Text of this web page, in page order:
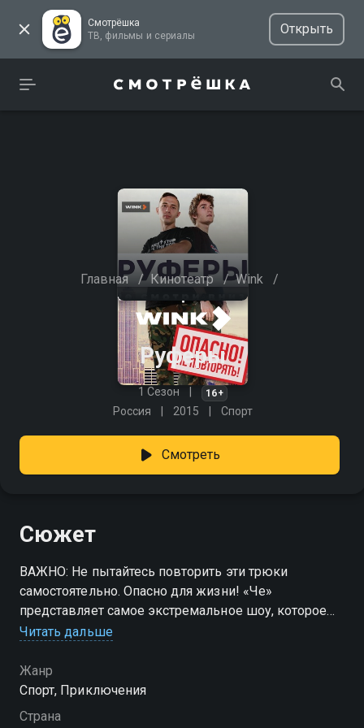
Смотрёшка
ТВ, фильмы и сериалы
Открыть
Главная / Кинотеатр / Wink /
Руферы
1 Сезон 16+
Россия 2015 Спорт
Смотреть
Сюжет
ВАЖНО: Не пытайтесь повторить эти трюки
самостоятельно. Опасно для жизни! «Че»
представляет самое экстремальное шоу, которое
поднимет зрителей на незабываемую высоту и
покорят самые высокие здания планеты. Без
страховки. Без разрешения. И абсолютно без
тормозов! Жизнь руферов – это череда покорений
Читать дальше
Жанр
Спорт, Приключения
Страна